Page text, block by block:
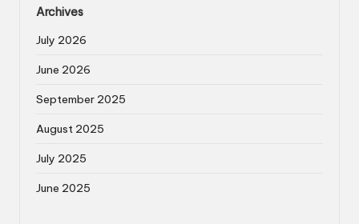
Archives
July 2026
June 2026
September 2025
August 2025
July 2025
June 2025